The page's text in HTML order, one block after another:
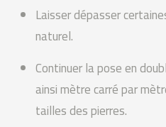
Laisser dépasser
naturel.
Continuer la pose en
ainsi mètre carré par
tailles des pierres.